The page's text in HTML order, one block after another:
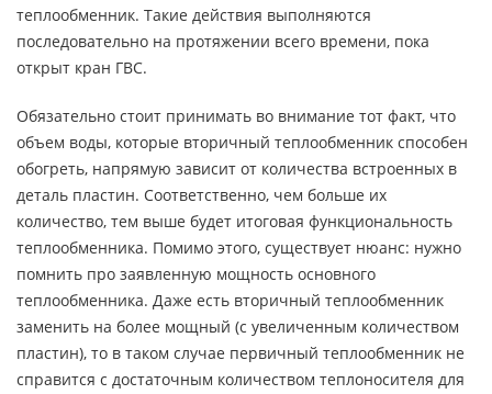
теплообменник. Такие действия выполняются
последовательно на протяжении всего времени, пока
открыт кран ГВС.
Обязательно стоит принимать во внимание тот факт, что
объем воды, которые вторичный теплообменник способен
обогреть, напрямую зависит от количества встроенных в
деталь пластин. Соответственно, чем больше их
количество, тем выше будет итоговая функциональность
теплообменника. Помимо этого, существует нюанс: нужно
помнить про заявленную мощность основного
теплообменника. Даже есть вторичный теплообменник
заменить на более мощный (с увеличенным количеством
пластин), то в таком случае первичный теплообменник не
справится с достаточным количеством теплоносителя для